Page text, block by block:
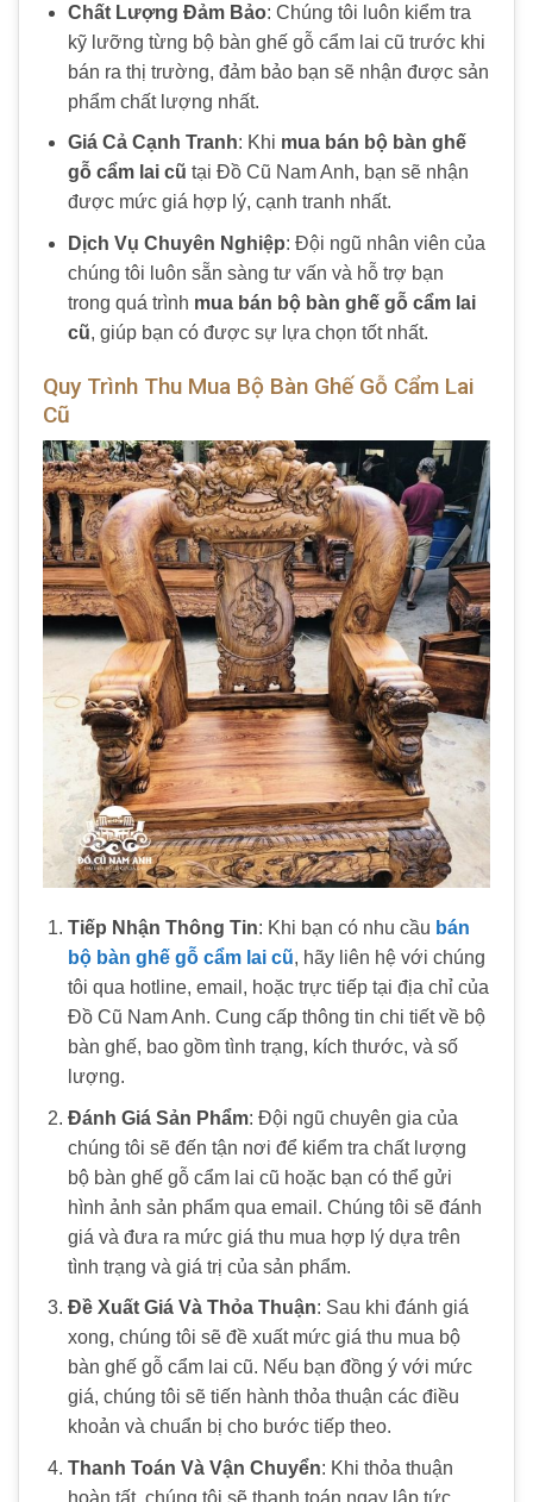
Chất Lượng Đảm Bảo: Chúng tôi luôn kiểm tra
kỹ lưỡng từng bộ bàn ghế gỗ cẩm lai cũ trước khi
bán ra thị trường, đảm bảo bạn sẽ nhận được sản
phẩm chất lượng nhất.
Giá Cả Cạnh Tranh: Khi mua bán bộ bàn ghế
gỗ cẩm lai cũ tại Đồ Cũ Nam Anh, bạn sẽ nhận
được mức giá hợp lý, cạnh tranh nhất.
Dịch Vụ Chuyên Nghiệp: Đội ngũ nhân viên của
chúng tôi luôn sẵn sàng tư vấn và hỗ trợ bạn
trong quá trình mua bán bộ bàn ghế gỗ cẩm lai
cũ, giúp bạn có được sự lựa chọn tốt nhất.
Quy Trình Thu Mua Bộ Bàn Ghế Gỗ Cẩm Lai
Cũ
Tiếp Nhận Thông Tin: Khi bạn có nhu cầu bán
bộ bàn ghế gỗ cẩm lai cũ, hãy liên hệ với chúng
tôi qua hotline, email, hoặc trực tiếp tại địa chỉ của
Đồ Cũ Nam Anh. Cung cấp thông tin chi tiết về bộ
bàn ghế, bao gồm tình trạng, kích thước, và số
lượng.
Đánh Giá Sản Phẩm: Đội ngũ chuyên gia của
chúng tôi sẽ đến tận nơi để kiểm tra chất lượng
bộ bàn ghế gỗ cẩm lai cũ hoặc bạn có thể gửi
hình ảnh sản phẩm qua email. Chúng tôi sẽ đánh
giá và đưa ra mức giá thu mua hợp lý dựa trên
tình trạng và giá trị của sản phẩm.
Đề Xuất Giá Và Thỏa Thuận: Sau khi đánh giá
xong, chúng tôi sẽ đề xuất mức giá thu mua bộ
bàn ghế gỗ cẩm lai cũ. Nếu bạn đồng ý với mức
giá, chúng tôi sẽ tiến hành thỏa thuận các điều
khoản và chuẩn bị cho bước tiếp theo.
Thanh Toán Và Vận Chuyển: Khi thỏa thuận
hoàn tất, chúng tôi sẽ thanh toán ngay lập tức